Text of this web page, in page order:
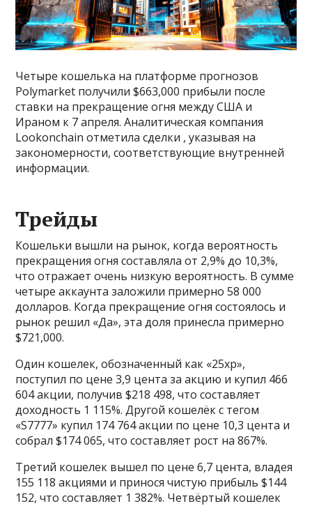
Четыре кошелька на платформе прогнозов
Polymarket получили $663,000 прибыли после
ставки на прекращение огня между США и
Ираном к 7 апреля. Аналитическая компания
Lookonchain отметила сделки , указывая на
закономерности, соответствующие внутренней
информации.
Трейды
Кошельки вышли на рынок, когда вероятность
прекращения огня составляла от 2,9% до 10,3%,
что отражает очень низкую вероятность. В сумме
четыре аккаунта заложили примерно 58 000
долларов. Когда прекращение огня состоялось и
рынок решил «Да», эта доля принесла примерно
$721,000.
Один кошелек, обозначенный как «25xp»,
поступил по цене 3,9 цента за акцию и купил 466
604 акции, получив $218 498, что составляет
доходность 1 115%. Другой кошелёк с тегом
«S7777» купил 174 764 акции по цене 10,3 цента и
собрал $174 065, что составляет рост на 867%.
Третий кошелек вышел по цене 6,7 цента, владея
155 118 акциями и принося чистую прибыль $144
152, что составляет 1 382%. Четвёртый кошелек